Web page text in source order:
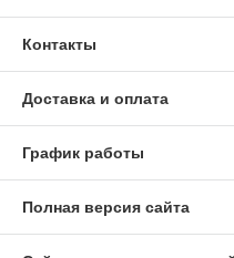
Контакты
Доставка и оплата
График работы
Полная версия сайта